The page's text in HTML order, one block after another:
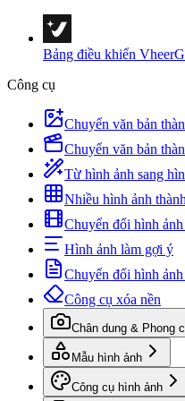
Bảng điều khiển Vheer
Công cụ
Chuyển văn bản
Chuyển văn bản
Từ hình ảnh sang
Nhiều hình ảnh
Chuyển đổi hình
Hình ảnh làm gợi ý
Chuyển đổi hình
Công cụ xóa nền
Chân dung & Phong
Mẫu hình ảnh
Công cụ hình ảnh